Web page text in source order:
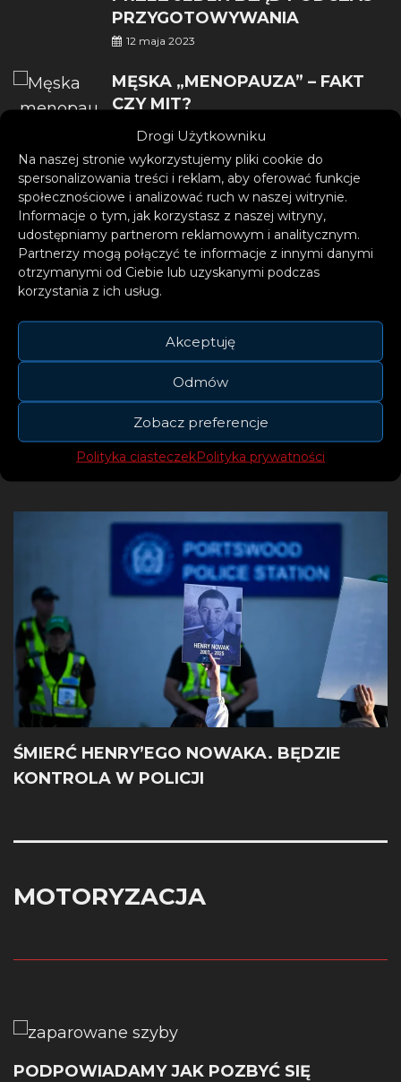
Drogi Użytkowniku
Na naszej stronie wykorzystujemy pliki cookie do
spersonalizowania treści i reklam, aby oferować funkcje
społecznościowe i analizować ruch w naszej witrynie.
Informacje o tym, jak korzystasz z naszej witryny,
udostępniamy partnerom reklamowym i analitycznym.
Partnerzy mogą połączyć te informacje z innymi danymi
otrzymanymi od Ciebie lub uzyskanymi podczas
korzystania z ich usług.
Akceptuję
Odmów
Zobacz preferencje
Polityka ciasteczekPolityka prywatności
PRZYGOTOWYWANIA
12 maja 2023
MĘSKA „MENOPAUZA” – FAKT
CZY MIT?
MANCHESTER NEWS
WIZZ AIR ZAPOWIADA EPOKOWĄ ZMIANĘ.
KONIEC TRYBU SAMOLOTOWEGO.
ŚMIERĆ HENRY’EGO NOWAKA. BĘDZIE
KONTROLA W POLICJI
MOTORYZACJA
PODPOWIADAMY JAK POZBYĆ SIĘ